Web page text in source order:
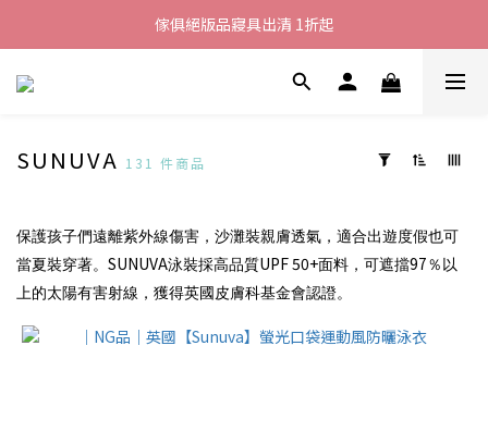
加入LINE好友就送您200元折價卷
傢俱絕版品寢具出清 1折起
全館滿$8000現折$500
篩
選
(0/20)
價格
SUNUVA 131 件商品
保護孩子們遠離紫外線傷害，沙灘裝親膚透氣，適合出遊度假也可
當夏裝穿著。 SUNUVA泳裝採高品質UPF 50+面料，可遮擋97 ％以
上的太陽有害射線，獲得英國皮膚科基金會認證。